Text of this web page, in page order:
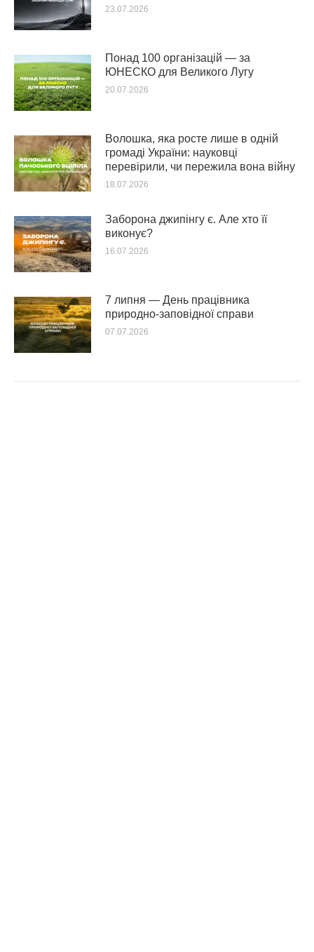
23.07.2026
Понад 100 організацій — за
ЮНЕСКО для Великого Лугу
20.07.2026
Волошка, яка росте лише в одній
громаді України: науковці
перевірили, чи пережила вона війну
18.07.2026
Заборона джипінгу є. Але хто її
виконує?
16.07.2026
7 липня — День працівника
природно-заповідної справи
07.07.2026